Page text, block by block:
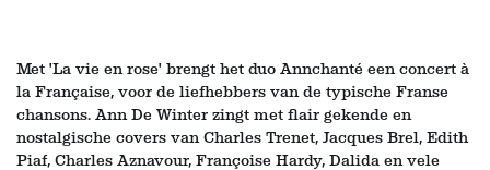
Met 'La vie en rose' brengt het duo Annchanté een concert à
la Française, voor de liefhebbers van de typische Franse
chansons. Ann De Winter zingt met flair gekende en
nostalgische covers van Charles Trenet, Jacques Brel, Edith
Piaf, Charles Aznavour, Françoise Hardy, Dalida en vele